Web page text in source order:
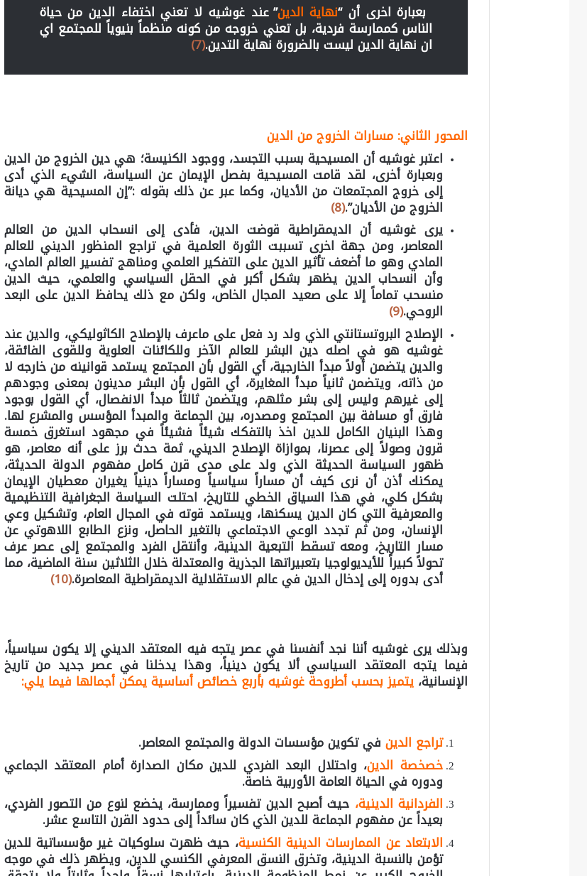
بعبارة اخرى أن “نهاية الدين” عند غوشيه لا تعني اختفاء الدين من حياة
الناس كممارسة فردية، بل تعني خروجه من كونه منظماً بنيوياً للمجتمع اي
ان نهاية الدين ليست بالضرورة نهاية التدين.(7)
المحور الثاني: مسارات الخروج من الدين
اعتبر غوشيه أن المسيحية بسبب التجسد، ووجود الكنيسة؛ هي دين الخروج من الدين
وبعبارة أخرى، لقد قامت المسيحية بفصل الإيمان عن السياسة، الشيء الذي أدى
إلى خروج المجتمعات من الأديان، وكما عبر عن ذلك بقوله :”إن المسيحية هي ديانة
الخروج من الأديان”.(8)
يرى غوشيه أن الديمقراطية قوضت الدين، فأدى إلى انسحاب الدين من العالم
المعاصر، ومن جهة اخرى تسببت الثورة العلمية في تراجع المنظور الديني للعالم
المادي وهو ما أضعف تأثير الدين على التفكير العلمي ومناهج تفسير العالم المادي،
وأن انسحاب الدين يظهر بشكل أكبر في الحقل السياسي والعلمي، حيث الدين
منسحب تماماً إلا على صعيد المجال الخاص، ولكن مع ذلك يحافظ الدين على البعد
الروحي.(9)
الإصلاح البروتستانتي الذي ولد رد فعل على ماعرف بالإصلاح الكاثوليكي، والدين عند
غوشيه هو في اصله دين البشر للعالم الآخر وللكائنات العلوية وللقوى الفائقة،
والدين يتضمن أولاً مبدأ الخارجية، أي القول بأن المجتمع يستمد قوانينه من خارجه لا
من ذاته، ويتضمن ثانياً مبدأ المغايرة، أي القول بأن البشر مدينون بمعنى وجودهم
إلى غيرهم وليس إلى بشر مثلهم، ويتضمن ثالثاً مبدأ الانفصال، أي القول بوجود
فارق أو مسافة بين المجتمع ومصدره، بين الجماعة والمبدأ المؤسس والمشرع لها.
وهذا البنيان الكامل للدين اخذ بالتفكك شيئاً فشيئاً في مجهود استغرق خمسة
قرون وصولاً إلى عصرنا، بموازاة الإصلاح الديني، ثمة حدث برز على أنه معاصر، هو
ظهور السياسة الحديثة الذي ولد على مدى قرن كامل مفهوم الدولة الحديثة،
يمكنك أذن أن نرى كيف أن مساراً سياسياً ومساراً دينياً يغيران معطيان الإيمان
بشكل كلي، في هذا السياق الخطي للتاريخ، احتلت السياسة الجغرافية التنظيمية
والمعرفية التي كان الدين يسكنها، ويستمد قوته في المجال العام، وتشكيل وعي
الإنسان، ومن ثم تجدد الوعي الاجتماعي بالتغير الحاصل، ونزع الطابع اللاهوتي عن
مسار التاريخ، ومعه تسقط التبعية الدينية، وأنتقل الفرد والمجتمع إلى عصر عرف
تحولاً كبيراً للأيديولوجيا بتعبيراتها الجذرية والمعتدلة خلال الثلاثين سنة الماضية، مما
أدى بدوره إلى إدخال الدين في عالم الاستقلالية الديمقراطية المعاصرة.(10)
وبذلك يرى غوشيه أننا نجد أنفسنا في عصر يتجه فيه المعتقد الديني إلا يكون سياسياً،
فيما يتجه المعتقد السياسي ألا يكون دينياً، وهذا يدخلنا في عصر جديد من تاريخ
الإنسانية، يتميز بحسب أطروحة غوشيه بأربع خصائص أساسية يمكن أجمالها فيما يلي:
تراجع الدين في تكوين مؤسسات الدولة والمجتمع المعاصر.
خصخصة الدين، واحتلال البعد الفردي للدين مكان الصدارة أمام المعتقد الجماعي
ودوره في الحياة العامة الأوربية خاصة.
الفردانية الدينية، حيث أصبح الدين تفسيراً وممارسة، يخضع لنوع من التصور الفردي،
بعيداً عن مفهوم الجماعة للدين الذي كان سائداً إلى حدود القرن التاسع عشر.
الابتعاد عن الممارسات الدينية الكنسية، حيث ظهرت سلوكيات غير مؤسساتية للدين
تؤمن بالنسبة الدينية، وتخرق النسق المعرفي الكنسي للدين، ويظهر ذلك في موجه